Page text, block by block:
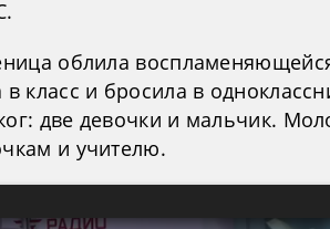
облила
класс и бросила в
две девочки и мальчик.
и учителю.